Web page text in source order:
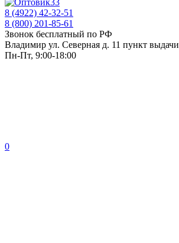
8 (4922) 42-32-51
8 (800) 201-85-61
Звонок бесплатный по РФ
Владимир ул. Северная д. 11 пункт выдачи
Пн-Пт, 9:00-18:00
0